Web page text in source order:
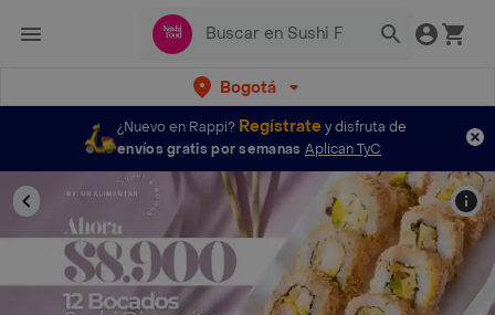
Bogotá
¿Nuevo en Rappi? Regístratey disfruta de
envíos gratis por semanas Aplican TyC